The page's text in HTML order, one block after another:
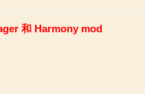
和 Harmony mod